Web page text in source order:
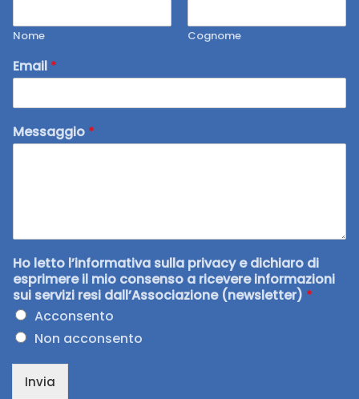
Nome Cognome
Email *
Messaggio *
Ho letto l’informativa sulla privacy e dichiaro di
esprimere il mio consenso a ricevere informazioni
sui servizi resi dall’Associazione (newsletter) *
Acconsento
Non acconsento
Invia